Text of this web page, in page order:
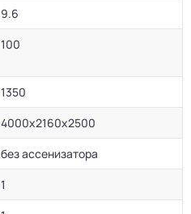
9.6
100
1350
4000x2160x2500
без ассенизатора
1